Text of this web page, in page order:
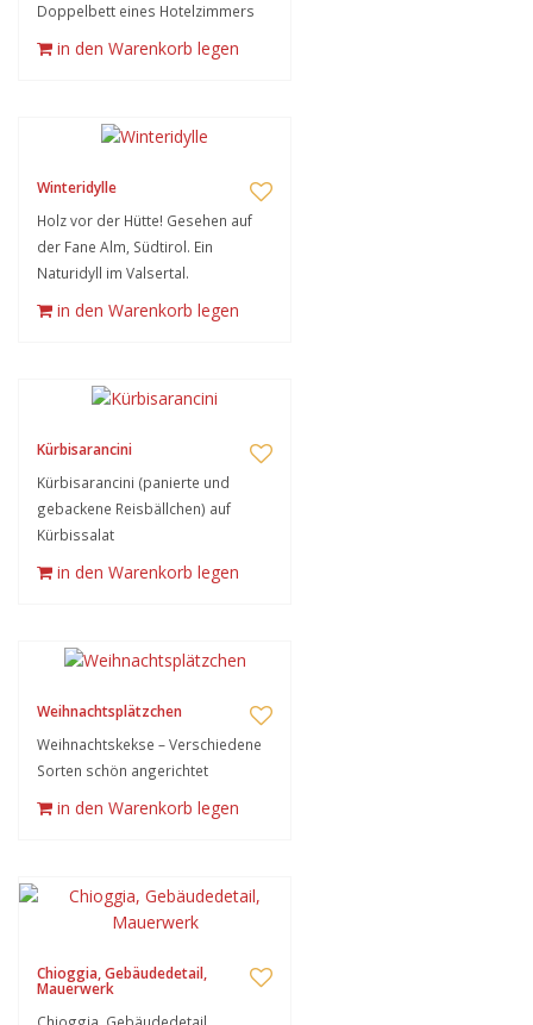
Doppelbett eines Hotelzimmers
in den Warenkorb legen
Winteridylle
Holz vor der Hütte! Gesehen auf
der Fane Alm, Südtirol. Ein
Naturidyll im Valsertal.
in den Warenkorb legen
Kürbisarancini
Kürbisarancini (panierte und
gebackene Reisbällchen) auf
Kürbissalat
in den Warenkorb legen
Weihnachtsplätzchen
Weihnachtskekse – Verschiedene
Sorten schön angerichtet
in den Warenkorb legen
Chioggia, Gebäudedetail,
Mauerwerk